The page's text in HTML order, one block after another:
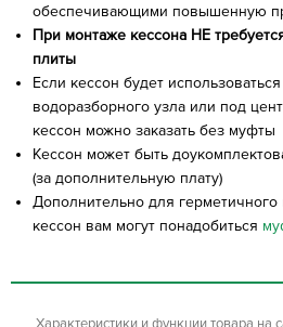
обеспечивающими повышенную
При монтаже кессона НЕ
плиты
Если кессон будет
водоразборного узла или под
кессон можно заказать без муфты
Кессон может быть
(за дополнительную плату)
Дополнительно для
кессон вам могут понадобиться